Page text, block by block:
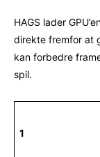
HAGS lader
direkte fremfor at
kan forbedre
spil.
1